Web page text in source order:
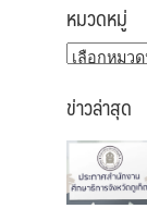
หมวดหมู่
หมวด
ข่าวล่าสุด